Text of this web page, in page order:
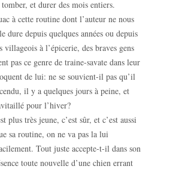
et durer des mois entiers.
à cette routine dont l’auteur ne nous
dure depuis quelques années ou depuis
villageois à l’épicerie, des braves gens
pas ce genre de traine-savate dans leur
de lui: ne se souvient-il pas qu’il
il y a quelques jours à peine, et
pour l’hiver?
plus très jeune, c’est sûr, et c’est aussi
sa routine, on ne va pas la lui
Tout juste accepte-t-il dans son
toute nouvelle d’une chien errant